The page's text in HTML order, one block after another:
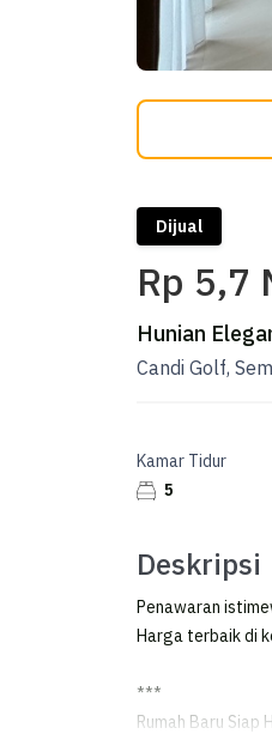
Dijual
Rp 5,7
Hunian
Candi Golf,
Kamar Tidur
5
Deskripsi
Penawaran
Harga terbaik di
***
Rumah Baru Siap